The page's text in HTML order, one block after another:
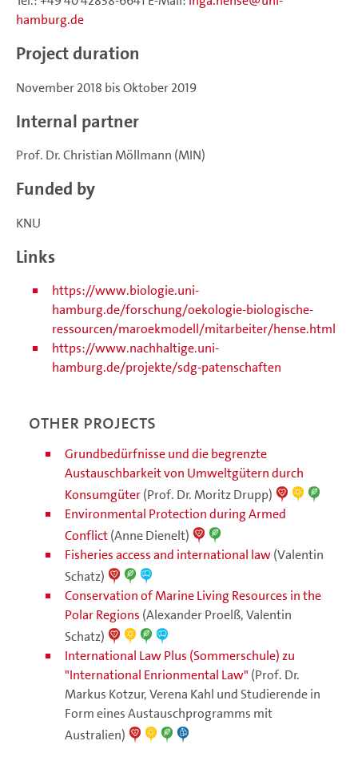
hamburg.de
Project duration
November 2018 bis Oktober 2019
Internal partner
Prof. Dr. Christian Möllmann (MIN)
Funded by
KNU
Links
https://www.biologie.uni-
hamburg.de/forschung/oekologie-biologische-
ressourcen/maroekmodell/mitarbeiter/hense.html
https://www.nachhaltige.uni-
hamburg.de/projekte/sdg-patenschaften
Other projects
Grundbedürfnisse und die begrenzte
Austauschbarkeit von Umweltgütern durch
Konsumgüter(Prof. Dr. Moritz Drupp)
Environmental Protection during Armed
Conflict(Anne Dienelt)
Fisheries access and international law(Valentin
Schatz)
Conservation of Marine Living Resources in the
Polar Regions (Alexander Proelß, Valentin
Schatz)
International Law Plus (Sommerschule) zu
"International Enrionmental Law" (Prof. Dr.
Markus Kotzur, Verena Kahl und Studierende in
Form eines Austauschprogramms mit
Australien)